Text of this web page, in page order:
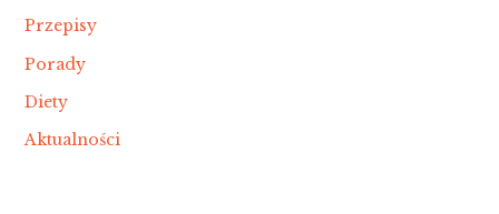
Przepisy
Porady
Diety
Aktualności